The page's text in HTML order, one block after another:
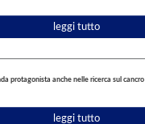
leggi tutto
protagonista anche nelle ricerca sul cancro
leggi tutto